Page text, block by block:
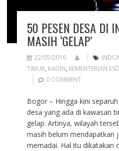
50 PESEN DESA DI
MASIH ‘GELAP’
22/05/2016
TIMUR, KADIN, KEMENTERIAN
0 COMMENT
Bogor – Hingga kini
desa yang ada di kawasan
gelap. Artinya, wilayah
masih belum mendapatkan
memadai. Hal itu dikatakan